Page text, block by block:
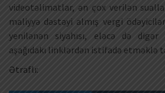
videotəlimatlar, ən çox verilən
maliyyə dəstəyi almış vergi
yenilənən siyahısı, eləcə də
aşağıdakı linklərdən istifadə etməklə
Ətraflı: